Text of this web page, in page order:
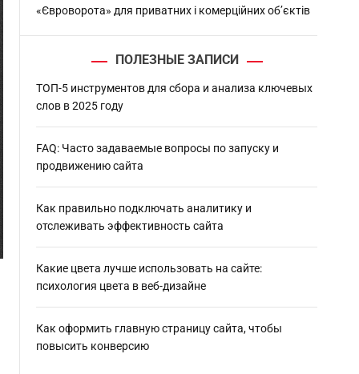
«Євроворота» для приватних і комерційних об’єктів
ПОЛЕЗНЫЕ ЗАПИСИ
ТОП-5 инструментов для сбора и анализа ключевых
слов в 2025 году
FAQ: Часто задаваемые вопросы по запуску и
продвижению сайта
Как правильно подключать аналитику и
отслеживать эффективность сайта
Какие цвета лучше использовать на сайте:
психология цвета в веб-дизайне
Как оформить главную страницу сайта, чтобы
повысить конверсию